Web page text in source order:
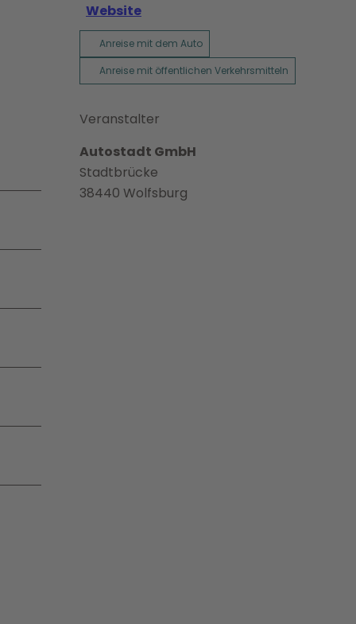
Website
Anreise mit dem Auto
Anreise mit öffentlichen Verkehrsmitteln
Veranstalter
Autostadt GmbH
Stadtbrücke
38440 Wolfsburg